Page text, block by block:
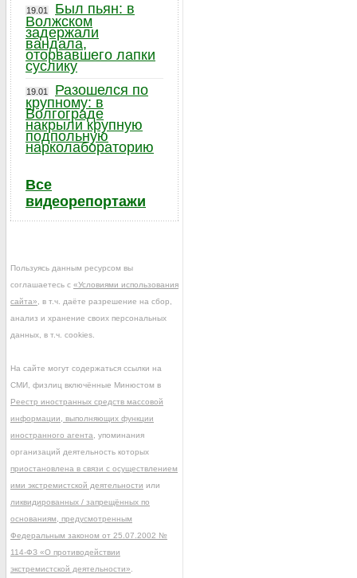
19.01
Был пьян: в
Волжском
задержали
вандала,
оторвавшего лапки
суслику
19.01
Разошелся по
крупному: в
Волгограде
накрыли крупную
подпольную
нарколабораторию
Все
видеорепортажи
Пользуясь данным ресурсом вы
соглашаетесь с «Условиями использования
сайта» , в т.ч. даёте разрешение на сбор,
анализ и хранение своих персональных
данных, в т.ч. cookies.
На сайте могут содержаться ссылки на
СМИ, физлиц включённые Минюстом в
Реестр иностранных средств массовой
информации, выполняющих функции
иностранного агента , упоминания
организаций деятельность которых
приостановлена в связи с осуществлением
ими экстремистской деятельности или
ликвидированных / запрещённых по
основаниям, предусмотренным
Федеральным законом от 25.07.2002 №
114-ФЗ «О противодействии
экстремистской деятельности»